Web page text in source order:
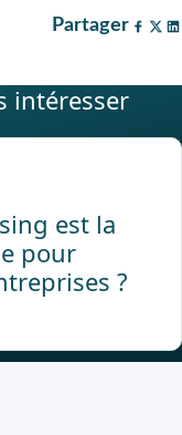
Partager
intéresser
est la
pour
?